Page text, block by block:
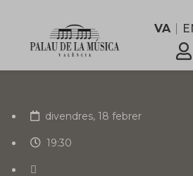
VA
divendres, 18 febrer
19:30